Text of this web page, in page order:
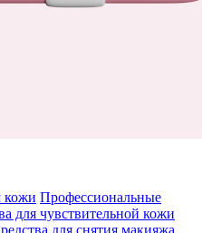
кожи Профессиональные
для чувствительной кожи
для снятия макияжа